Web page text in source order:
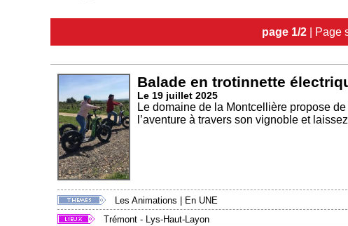
page 1/2 | Page
Balade en trotinnette
Le 19 juillet 2025
Le domaine de la Montcellière propose
l’aventure à travers son vignoble et
Les Animations | En UNE
Trémont - Lys-Haut-Layon